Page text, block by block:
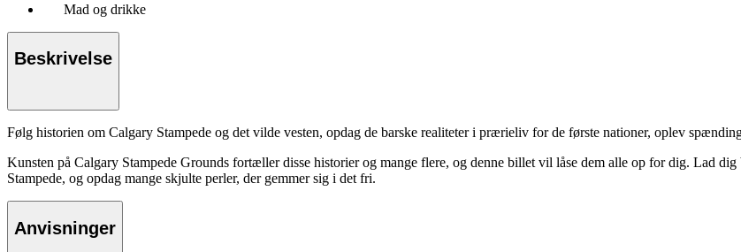
Mad og drikke
Beskrivelse
Følg historien om Calgary Stampede og det vilde vesten, opdag de barske realiteter i prærieliv for de første nationer, oplev
Kunsten på Calgary Stampede Grounds fortæller disse historier og mange flere, og denne billet vil låse dem alle op for dig. Lad
Stampede, og opdag mange skjulte perler, der gemmer sig i det fri.
Anvisninger